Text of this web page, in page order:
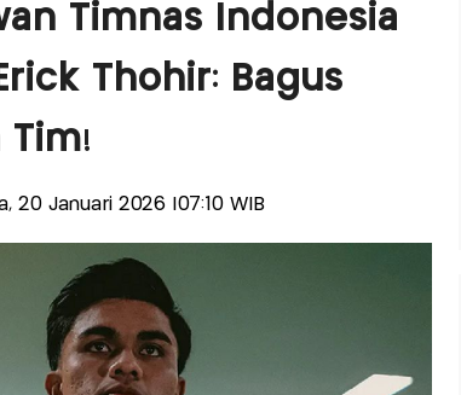
Timnas Indonesia
Thohir: Bagus
Tim!
20 Januari 2026 |07:10 WIB